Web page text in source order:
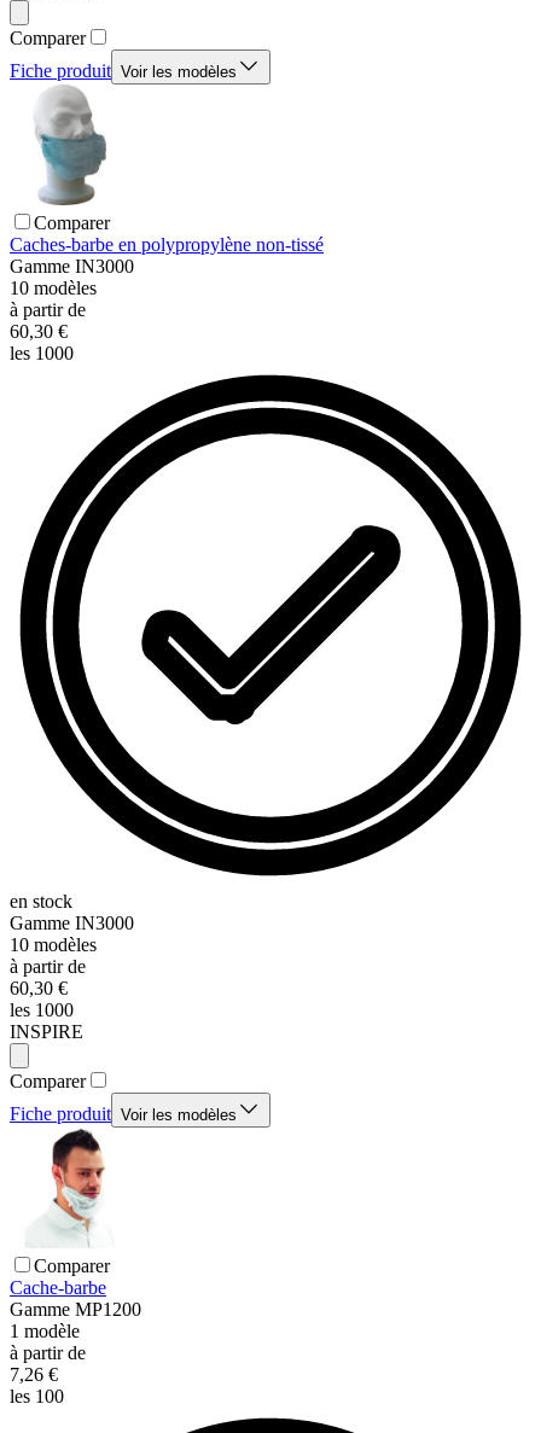
Comparer
Fiche produit Voir les modèles
Comparer
Caches-barbe en polypropylène non-tissé
Gamme IN3000
10 modèles
à partir de
60,30 €
les 1000
en stock
Gamme IN3000
10 modèles
à partir de
60,30 €
les 1000
INSPIRE
Comparer
Fiche produit Voir les modèles
Comparer
Cache-barbe
Gamme MP1200
1 modèle
à partir de
7,26 €
les 100